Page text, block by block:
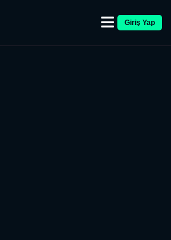
Giriş Yap